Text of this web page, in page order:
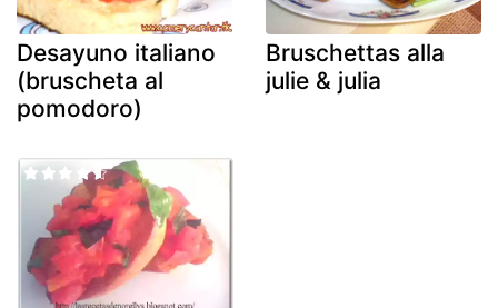
Desayuno italiano
(bruscheta al
pomodoro)
Bruschettas alla
julie & julia